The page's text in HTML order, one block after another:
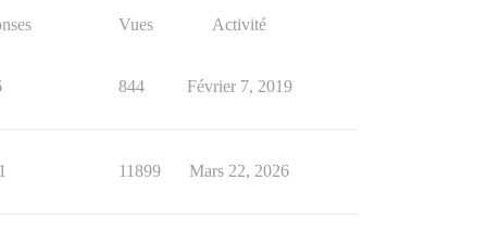
Vues Activité
844 Février 7, 2019
11899 Mars 22, 2026